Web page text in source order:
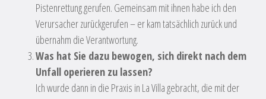
Pistenrettung gerufen. Gemeinsam mit ihnen habe ich den
Verursacher zurückgerufen – er kam tatsächlich zurück und
übernahm die Verantwortung.
Was hat Sie dazu bewogen, sich direkt nach dem
Unfall operieren zu lassen?
Ich wurde dann in die Praxis in La Villa gebracht, die mit der